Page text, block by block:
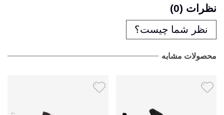
نظرات (0)
نظر شما چیست؟
محصولات مشابه